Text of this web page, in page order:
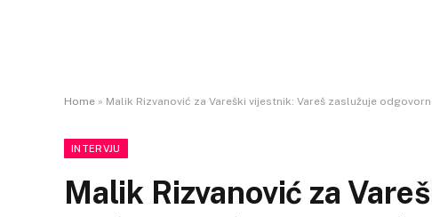
Home » Malik Rizvanović za Vareški vijestnik: Vareš zaslužuje
INTERVJU
Malik Rizvanović za